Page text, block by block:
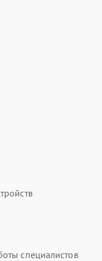
специалистов